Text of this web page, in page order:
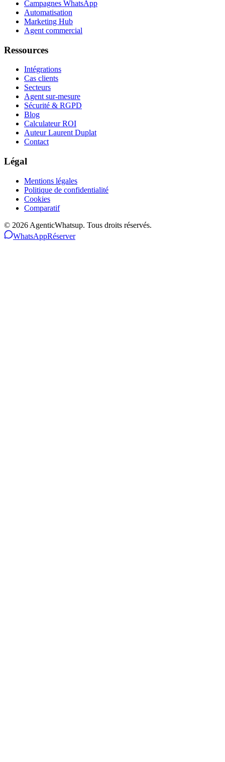
Campagnes WhatsApp
Automatisation
Marketing Hub
Agent commercial
Ressources
Intégrations
Cas clients
Secteurs
Agent sur-mesure
Sécurité & RGPD
Blog
Calculateur ROI
Auteur Laurent Duplat
Contact
Légal
Mentions légales
Politique de confidentialité
Cookies
Comparatif
© 2026 AgenticWhatsup. Tous droits réservés.
WhatsAppRéserver